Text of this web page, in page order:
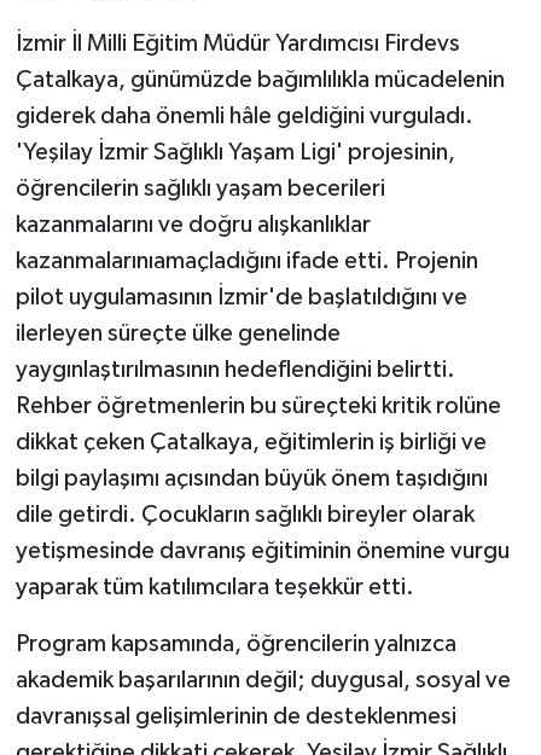
İzmir İl Milli Eğitim Müdür Yardımcısı Firdevs
Çatalkaya, günümüzde bağımlılıkla mücadelenin
giderek daha önemli hâle geldiğini vurguladı.
'Yeşilay İzmir Sağlıklı Yaşam Ligi' projesinin,
öğrencilerin sağlıklı yaşam becerileri
kazanmalarını ve doğru alışkanlıklar
kazanmalarınıamaçladığını ifade etti. Projenin
pilot uygulamasının İzmir'de başlatıldığını ve
ilerleyen süreçte ülke genelinde
yaygınlaştırılmasının hedeflendiğini belirtti.
Rehber öğretmenlerin bu süreçteki kritik rolüne
dikkat çeken Çatalkaya, eğitimlerin iş birliği ve
bilgi paylaşımı açısından büyük önem taşıdığını
dile getirdi. Çocukların sağlıklı bireyler olarak
yetişmesinde davranış eğitiminin önemine vurgu
yaparak tüm katılımcılara teşekkür etti.
Program kapsamında, öğrencilerin yalnızca
akademik başarılarının değil; duygusal, sosyal ve
davranışsal gelişimlerinin de desteklenmesi